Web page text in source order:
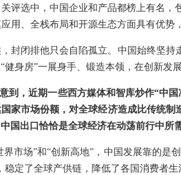
评选中，中国企业和产品都榜上有名
用、全栈布局和开源生态方面具有优势
封闭排他只会自陷孤立。中国始终坚
身房”一展身手、锻造本领，在创新发
到，近期一些西方媒体和智库炒作“中
家市场份额，对全球经济造成比传统
国出口恰恰是全球经济在动荡前行中所
界市场”和“创新高地”，中国发展靠的
稳定了全球产供链，降低了各国消费者